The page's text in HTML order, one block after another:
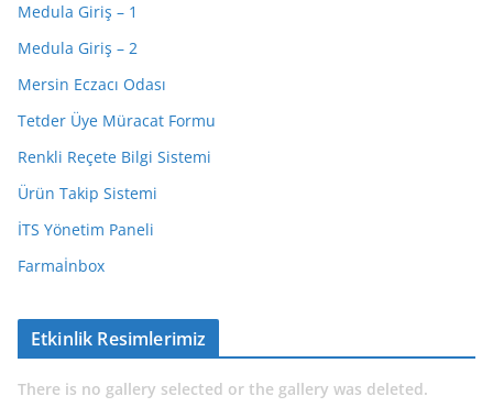
Medula Giriş – 1
Medula Giriş – 2
Mersin Eczacı Odası
Tetder Üye Müracat Formu
Renkli Reçete Bilgi Sistemi
Ürün Takip Sistemi
İTS Yönetim Paneli
Farmaİnbox
Etkinlik Resimlerimiz
There is no gallery selected or the gallery was deleted.